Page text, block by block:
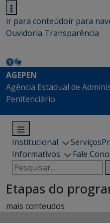
ir para conteúdoir para
Ouvidoria Transparência
AGEPEN
Agência Estadual de
Penitenciário
Institucional Serviços
Informativos
Fale
Pesquisar
por:
Etapas do
mais conteudos